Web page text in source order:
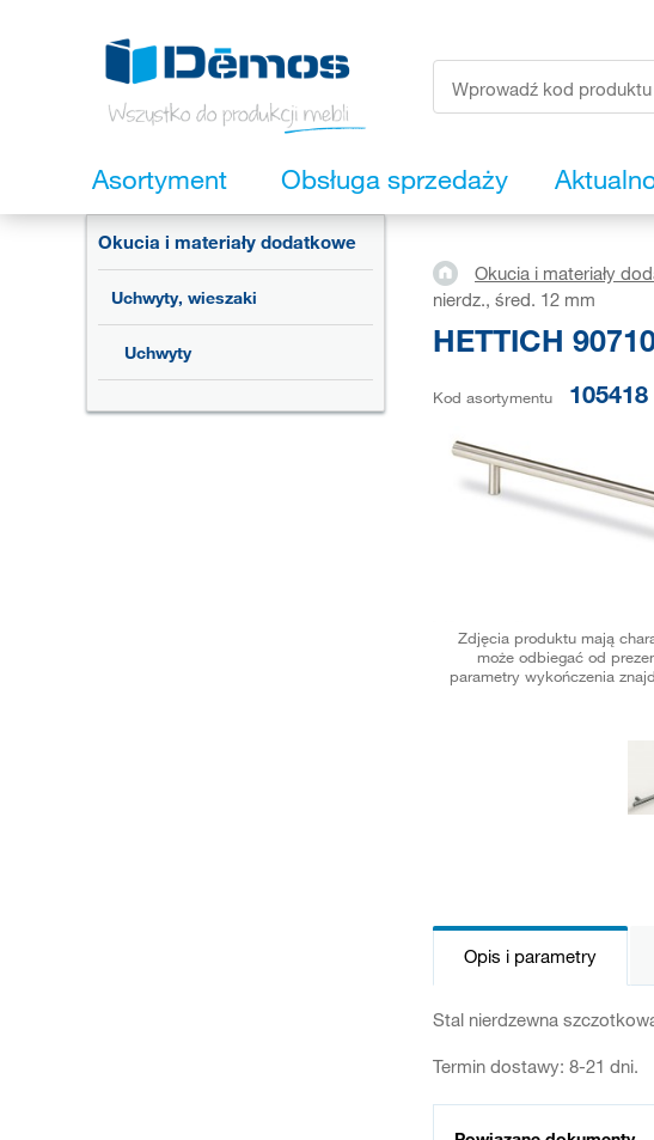
Asortyment Obsługa sprzedaży
Okucia i materiały dodatkowe
Uchwyty, wieszaki
Uchwyty
Okucia i materiały
nierdz., śred. 12 mm
HETTICH
Kod asortymentu 105418
Zdjęcia produktu mają
może odbiegać od
parametry wykończenia
Opis i parametry
Stal nierdzewna
Termin dostawy: 8-21 dni.